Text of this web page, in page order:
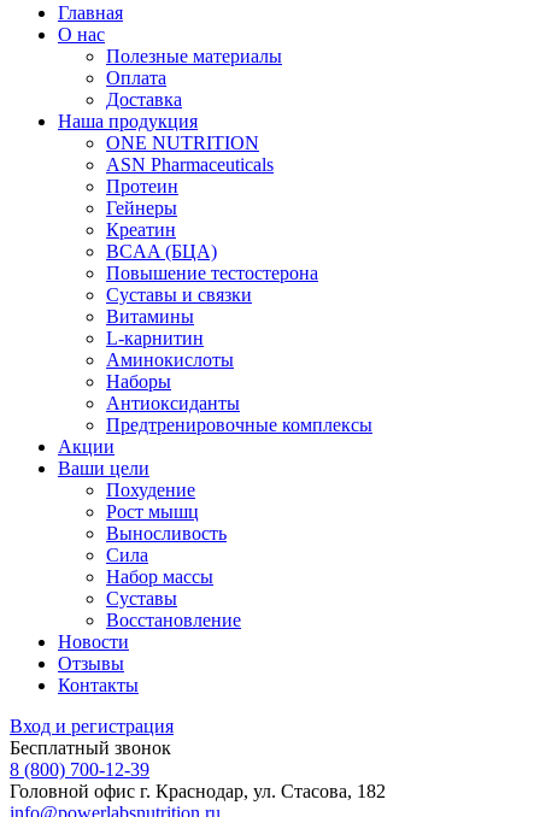
Главная
О нас
Полезные материалы
Оплата
Доставка
Наша продукция
ONE NUTRITION
ASN Pharmaceuticals
Протеин
Гейнеры
Креатин
BCAA (БЦА)
Повышение тестостерона
Суставы и связки
Витамины
L-карнитин
Аминокислоты
Наборы
Антиоксиданты
Предтренировочные комплексы
Акции
Ваши цели
Похудение
Рост мышц
Выносливость
Сила
Набор массы
Суставы
Восстановление
Новости
Отзывы
Контакты
Вход и регистрация
Бесплатный звонок
8 (800) 700-12-39
Головной офис г. Краснодар, ул. Стасова, 182
info@powerlabsnutrition.ru